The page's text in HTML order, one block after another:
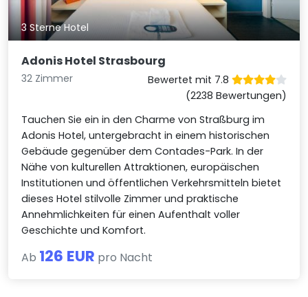
3 Sterne Hotel
Adonis Hotel Strasbourg
32 Zimmer
Bewertet mit 7.8
(2238 Bewertungen)
Tauchen Sie ein in den Charme von Straßburg im
Adonis Hotel, untergebracht in einem historischen
Gebäude gegenüber dem Contades-Park. In der
Nähe von kulturellen Attraktionen, europäischen
Institutionen und öffentlichen Verkehrsmitteln bietet
dieses Hotel stilvolle Zimmer und praktische
Annehmlichkeiten für einen Aufenthalt voller
Geschichte und Komfort.
Ab 126 EUR pro Nacht